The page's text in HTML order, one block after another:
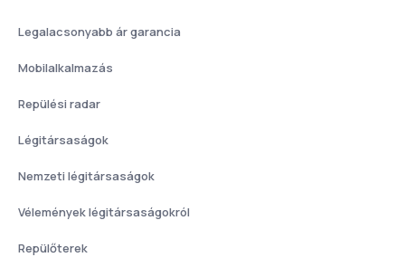
Legalacsonyabb ár garancia
Mobilalkalmazás
Repülési radar
Légitársaságok
Nemzeti légitársaságok
Vélemények légitársaságokról
Repülőterek